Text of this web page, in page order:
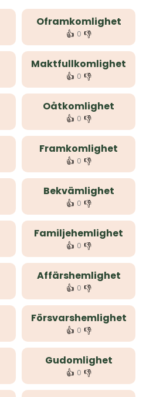
Oframkomlighet
👍 0 👎
Maktfullkomlighet
👍 0 👎
Oåtkomlighet
👍 0 👎
Framkomlighet
👍 0 👎
Bekvämlighet
👍 0 👎
Familjehemlighet
👍 0 👎
Affärshemlighet
👍 0 👎
Försvarshemlighet
👍 0 👎
Gudomlighet
👍 0 👎